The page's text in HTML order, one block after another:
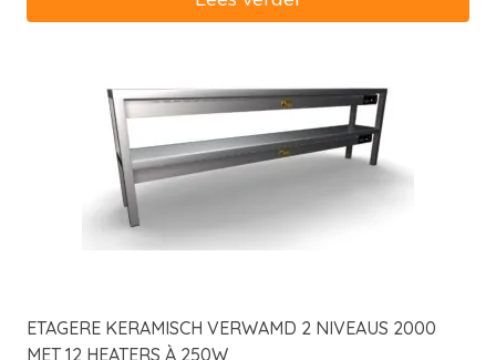
ETAGERE KERAMISCH VERWAMD 2 NIVEAUS 2000
MET 12 HEATERS À 250W